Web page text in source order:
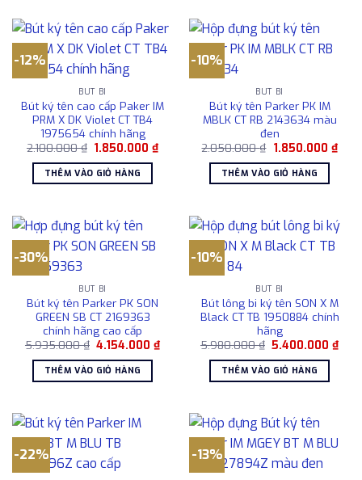
-12%
BÚT BI
Bút ký tên cao cấp Paker IM
PRM X DK Violet CT TB4
1975654 chính hãng
2.100.000₫ Giá
là:
2.100.000 ₫.
1.850.000₫Giá
hiện
1.850.000 ₫.
THÊM VÀO GIỎ HÀNG
-10%
BÚT BI
Bút ký tên Parker PK IM
MBLK CT RB 2143634 màu
đen
2.050.000₫ Giá
là:
2.050.000 ₫.
1.850.000 ₫Giá
hiện
THÊM VÀO GIỎ HÀNG
-30%
BÚT BI
Bút ký tên Parker PK SON
GREEN SB CT 2169363
chính hãng cao cấp
5.935.000₫ Giá
là:
5.935.000 ₫.
4.154.000₫Giá
4.154.000 ₫.
THÊM VÀO GIỎ HÀNG
-10%
BÚT BI
Bút lông bi ký tên SON X M
Black CT TB 1950884 chính
hãng
5.980.000₫ Giá
là:
5.980.000 ₫.
5.400.000₫Giá
THÊM VÀO GIỎ HÀNG
-22% -13%